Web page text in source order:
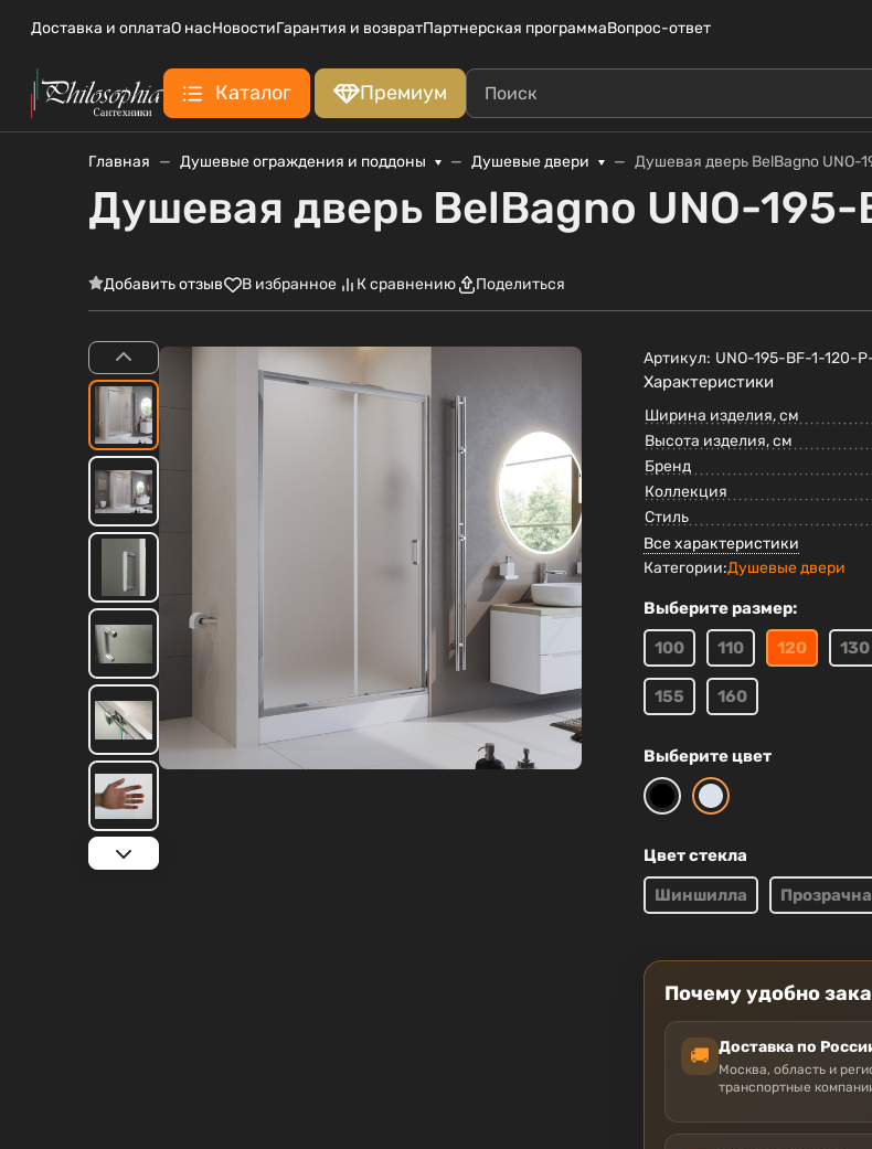
Доставка и оплатаО насНовостиГарантия и возвратПартнерская программаВопрос-ответ
Каталог Премиум
Главная Душевые ограждения и поддоны Душевые двери Душевая дверь BelBagno UNO-
Душевая дверь BelBagno UNO-
Добавить отзыв В избранное К сравнению Поделиться
Артикул: UNO-195-BF-1-120-
Характеристики
Ширина изделия, см
Высота изделия, см
Бренд
Коллекция
Стиль
Все характеристики
Категории:Душевые двери
Выберите размер:
100
110 120 130
155 160
Выберите цвет
Цвет стекла
Шиншилла
Почему удобно
🚚 Доставка по
Москва, область и
транспортные